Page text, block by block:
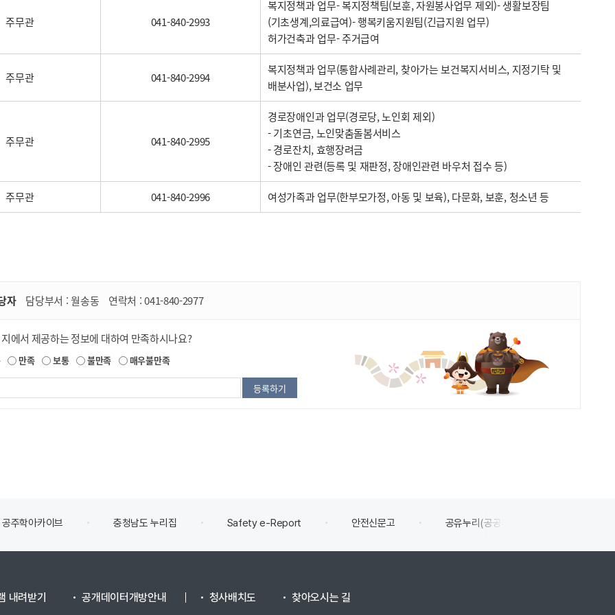
주무관 041-840-2993
복지정책과 업무- 복지정책팀(보훈, 자원봉사업무 제외)- 생활보장팀
(기초생계,의료급여)- 행복키움지원팀(긴급지원 업무)
허가건축과 업무- 주거급여
주무관 041-840-2994
복지정책과 업무(통합사례관리, 찾아가는 보건복지서비스, 지정기탁 및
배분사업), 보건소 업무
주무관 041-840-2995
경로장애인과 업무(경로당, 노인회 제외)
- 기초연금, 노인맞춤돌봄서비스
- 경로잔치, 효행장려금
- 장애인 관련(등록 및 재판정, 장애인관련 바우처 접수 등)
주무관 041-840-2996 여성가족과 업무(한부모가정, 아동 및 보육), 다문화, 보훈, 청소년 등
자 담당부서 :월송동 연락처 :041-840-2977
에서 제공하는 정보에 대하여 만족하시나요?
만족 보통 불만족 매우불만족
도 누리집 Safety e-Report 안전신문고 공유누리(공공개방자원 공유서비스)
내려받기 공개데이터개방안내 청사배치도 찾아오시는 길